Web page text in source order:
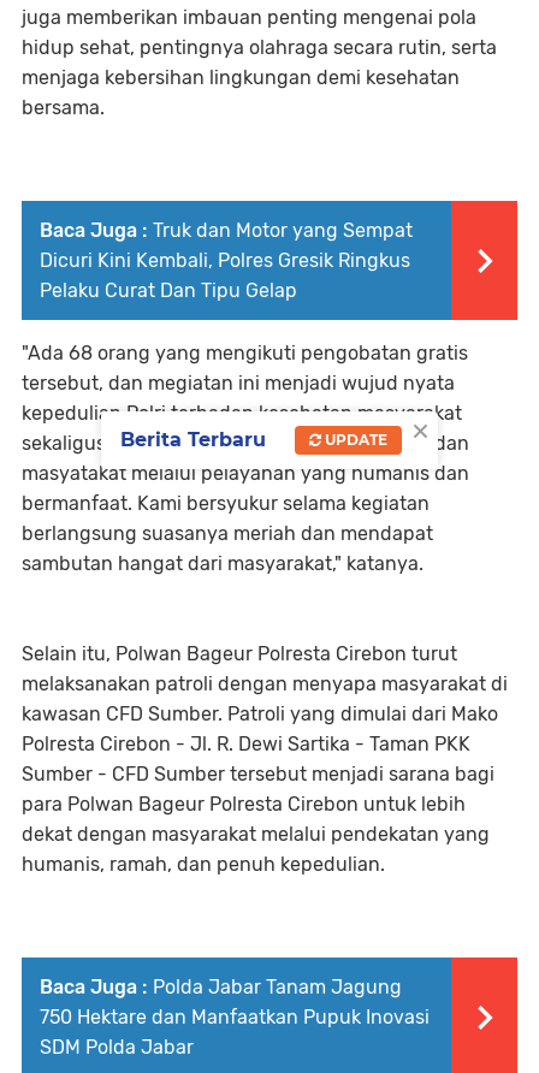
juga memberikan imbauan penting mengenai pola
hidup sehat, pentingnya olahraga secara rutin, serta
menjaga kebersihan lingkungan demi kesehatan
bersama.
Baca Juga : Truk dan Motor yang Sempat
Dicuri Kini Kembali, Polres Gresik Ringkus
Pelaku Curat Dan Tipu Gelap
"Ada 68 orang yang mengikuti pengobatan gratis
tersebut, dan megiatan ini menjadi wujud nyata
kepedulian Polri terhadap kesehatan masyarakat
sekaligus mempererat hubungan antara Polri dan
masyatakat melalui pelayanan yang humanis dan
bermanfaat. Kami bersyukur selama kegiatan
berlangsung suasanya meriah dan mendapat
sambutan hangat dari masyarakat," katanya.
Selain itu, Polwan Bageur Polresta Cirebon turut
melaksanakan patroli dengan menyapa masyarakat di
kawasan CFD Sumber. Patroli yang dimulai dari Mako
Polresta Cirebon - Jl. R. Dewi Sartika - Taman PKK
Sumber - CFD Sumber tersebut menjadi sarana bagi
para Polwan Bageur Polresta Cirebon untuk lebih
dekat dengan masyarakat melalui pendekatan yang
humanis, ramah, dan penuh kepedulian.
Baca Juga : Polda Jabar Tanam Jagung
750 Hektare dan Manfaatkan Pupuk Inovasi
SDM Polda Jabar
×
Berita Terbaru UPDATE